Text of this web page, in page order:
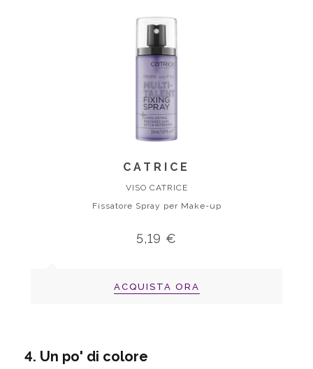
CATRICE
VISO CATRICE
Fissatore Spray per Make-up
5,19 €
ACQUISTA ORA
4. Un po' di colore